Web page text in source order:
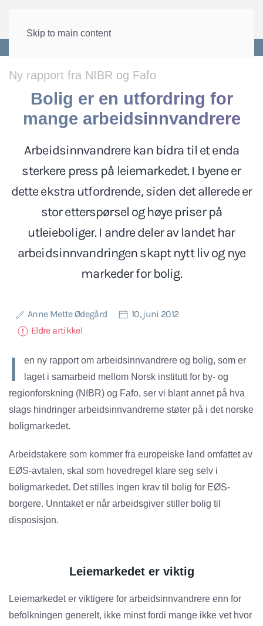
Skip to main content
Ny rapport fra NIBR og Fafo
Bolig er en utfordring for
mange arbeidsinnvandrere
Arbeidsinnvandrere kan bidra til et enda
sterkere press på leiemarkedet. I byene er
dette ekstra utfordrende, siden det allerede er
stor etterspørsel og høye priser på
utleieboliger. I andre deler av landet har
arbeidsinnvandringen skapt nytt liv og nye
markeder for bolig.
Anne Mette Ødegård
10, juni 2012
Eldre artikkel
I
en ny rapport om arbeidsinnvandrere og bolig, som er
laget i samarbeid mellom Norsk institutt for by- og
regionforskning (NIBR) og Fafo, ser vi blant annet på hva
slags hindringer arbeidsinnvandrerne støter på i det norske
boligmarkedet.
Arbeidstakere som kommer fra europeiske land omfattet av
EØS-avtalen, skal som hovedregel klare seg selv i
boligmarkedet. Det stilles ingen krav til bolig for EØS-
borgere. Unntaket er når arbeidsgiver stiller bolig til
disposisjon.
Leiemarkedet er viktig
Leiemarkedet er viktigere for arbeidsinnvandrere enn for
befolkningen generelt, ikke minst fordi mange ikke vet hvor